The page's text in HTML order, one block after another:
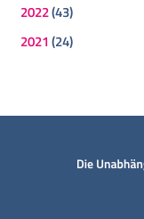
2022(43)
2021 (24)